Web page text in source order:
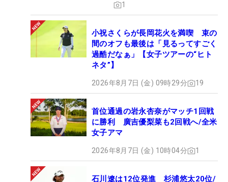
1
小祝さくらが長岡花火を満喫 束の
間のオフも最後は「見るってすごく
過酷だなぁ」【女子ツアーの“ヒト
ネタ”】
2026年8月7日 (金) 09時29分 19
首位通過の岩永杏奈がマッチ1回戦
に勝利 廣吉優梨菜も2回戦へ/全米
女子アマ
2026年8月7日 (金) 10時04分 1
石川遼は12位発進 杉浦悠太20位/